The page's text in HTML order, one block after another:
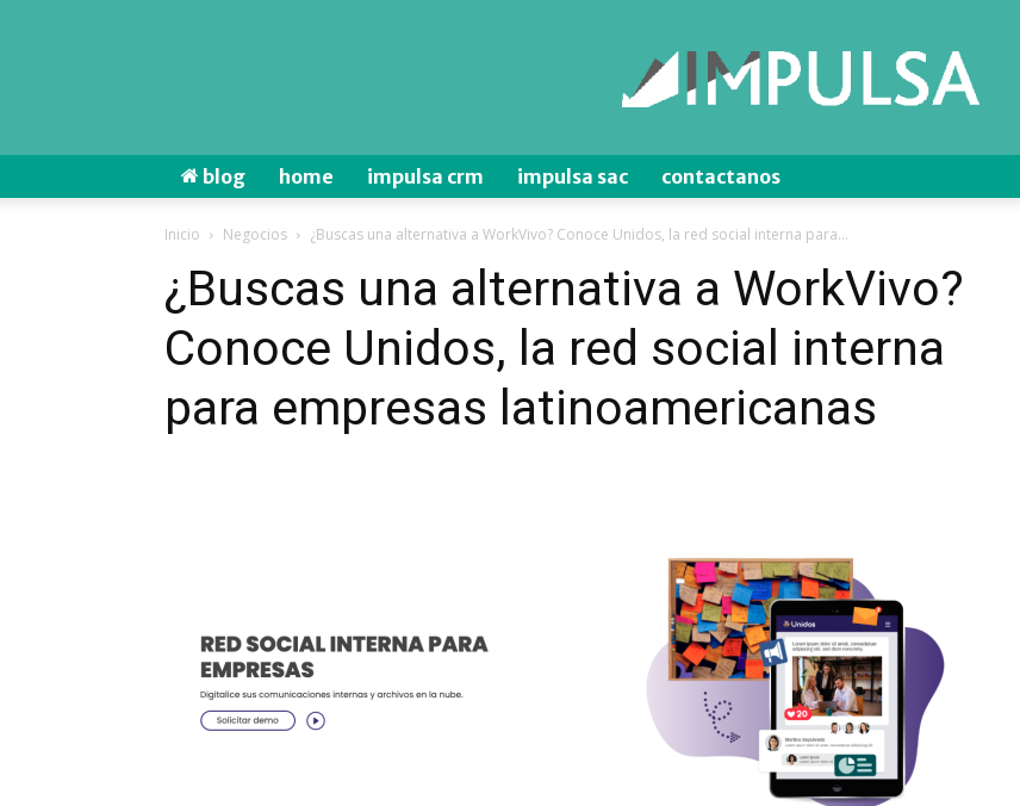
de
y
blog home impulsa crm impulsa sac contactanos
Inicio Negocios ¿Buscas una alternativa a WorkVivo? Conoce Unidos, la red social interna para...
¿Buscas una alternativa a WorkVivo?
Conoce Unidos, la red social interna
para empresas latinoamericanas